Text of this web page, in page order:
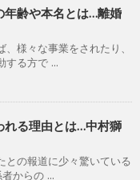
年齢や本名とは…離婚
様々な事業をされたり、
する方で ...
れる理由とは…中村獅
との報道に少々驚いている
からの ...